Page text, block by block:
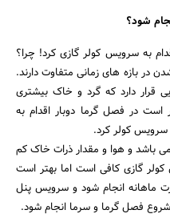
شود؟
به سرویس کولر گازی کرد! چرا؟
در بازه های زمانی متفاوت دارند.
قرار دارد که گرد و خاک بیشتری
است در فصل گرما دوبار اقدام به
سرویس کولر کرد.
باشد و هوا و مقدار ذرات خاک کم
سالی ۱ بار سرویس کولر گازی کافی است اما بهتر است
ماهانه انجام شود و سرویس پنل
فصل گرما و سرما انجام شود.